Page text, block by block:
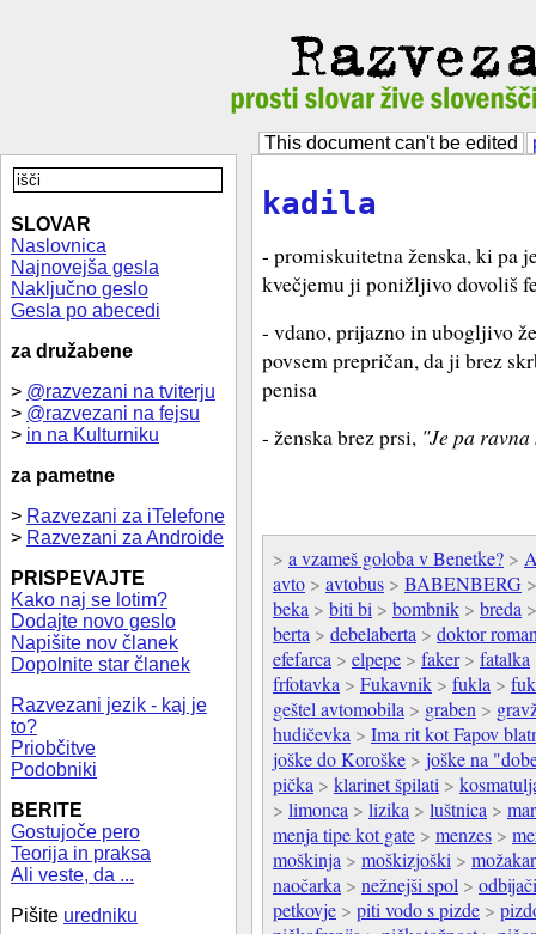
This document can't be edited
SLOVAR
Naslovnica
Najnovejša gesla
Naključno geslo
Gesla po abecedi
za družabene
> @razvezani na tviterju
> @razvezani na fejsu
> in na Kulturniku
za pametne
> Razvezani za iTelefone
> Razvezani za Androide
PRISPEVAJTE
Kako naj se lotim?
Dodajte novo geslo
Napišite nov članek
Dopolnite star članek
Razvezani jezik - kaj je
to?
Priobčitve
Podobniki
BERITE
Gostujoče pero
Teorija in praksa
Ali veste, da ...
Pišite uredniku
kadila
- promiskuitetna ženska, ki pa
kvečjemu ji ponižljivo dovoliš
- vdano, prijazno in ubogljivo
povsem prepričan, da ji brez
penisa
- ženska brez prsi, "Je pa
> a vzameš goloba v Benetke? >
avto > avtobus > BABENBERG
beka > biti bi > bombnik > breda
berta > debelaberta > doktor
efefarca > elpepe > faker> fatalka
frfotavka > Fukavnik > fukla >
geštel avtomobila > graben >
hudičevka > Ima rit kot Fapov
joške do Koroške > joške na
pička > klarinet špilati >
> limonca > lizika > luštnica >
menja tipe kot gate > menzes >
moškinja > moškizjoški >
naočarka > nežnejši spol > odbijači
petkovje > piti vodo s pizde >